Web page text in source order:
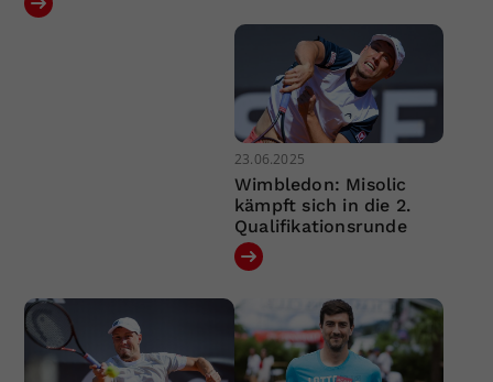
23.06.2025
Wimbledon: Misolic
kämpft sich in die 2.
Qualifikationsrunde